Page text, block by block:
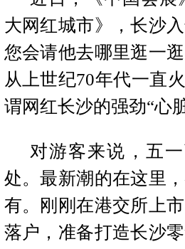
大网红城市》，长沙
您会请他去哪里逛一
从上世纪70年代一直
谓网红长沙的强劲“心
对游客来说，五
处。最新潮的在这里
有。刚刚在港交所上
落户，准备打造长沙